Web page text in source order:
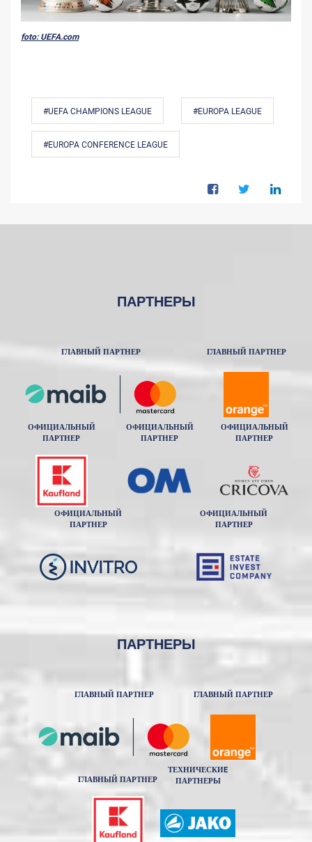
foto: UEFA.com
#UEFA CHAMPIONS LEAGUE #EUROPA LEAGUE
#EUROPA CONFERENCE LEAGUE
ПАРТНЕРЫ
ГЛАВНЫЙ ПАРТНЕР ГЛАВНЫЙ ПАРТНЕР
ОФИЦИАЛЬНЫЙ
ПАРТНЕР
ОФИЦИАЛЬНЫЙ
ПАРТНЕР
ОФИЦИАЛЬНЫЙ
ПАРТНЕР
ОФИЦИАЛЬНЫЙ
ПАРТНЕР
ОФИЦИАЛЬНЫЙ
ПАРТНЕР
ПАРТНЕРЫ
ГЛАВНЫЙ ПАРТНЕР ГЛАВНЫЙ ПАРТНЕР
ГЛАВНЫЙ ПАРТНЕР
ТЕХНИЧЕСКИE
ПАРТНЕРЫ